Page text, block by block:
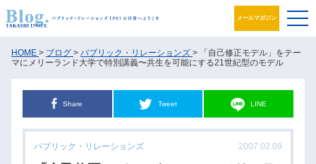
メールマガジン
ブログ
パブリック・リレーションズとは
アカデミック活動
HOME > ブログ > パブリック・リレーションズ > 「自己修正モデル」をテー
マにメリーランド大学で特別講義〜共生を可能にする21世紀型のモデル
Share Tweet LINE
パブリック・リレーションズ 2007.02.09